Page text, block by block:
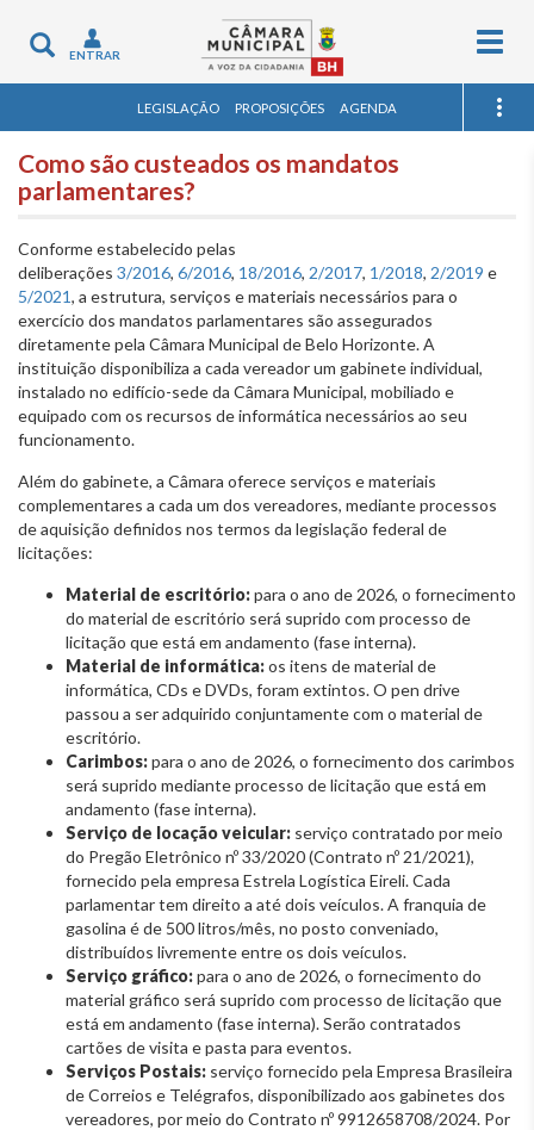
Toggle
navigation
ENTRAR
LEGISLAÇÃO PROPOSIÇÕES AGENDA
Como são custeados os mandatos
parlamentares?
Conforme estabelecido pelas
deliberações 3/2016, 6/2016, 18/2016, 2/2017, 1/2018, 2/2019 e
5/2021, a estrutura, serviços e materiais necessários para o
exercício dos mandatos parlamentares são assegurados
diretamente pela Câmara Municipal de Belo Horizonte. A
instituição disponibiliza a cada vereador um gabinete individual,
instalado no edifício-sede da Câmara Municipal, mobiliado e
equipado com os recursos de informática necessários ao seu
funcionamento.
Além do gabinete, a Câmara oferece serviços e materiais
complementares a cada um dos vereadores, mediante processos
de aquisição definidos nos termos da legislação federal de
licitações:
Material de escritório:para o ano de 2026, o fornecimento
do material de escritório será suprido com processo de
licitação que está em andamento (fase interna).
Material de informática:os itens de material de
informática, CDs e DVDs, foram extintos. O pen drive
passou a ser adquirido conjuntamente com o material de
escritório.
Carimbos:para o ano de 2026, o fornecimento dos carimbos
será suprido mediante processo de licitação que está em
andamento (fase interna).
Serviço de locação veicular: serviço contratado por meio
do Pregão Eletrônico nº 33/2020 (Contrato nº 21/2021),
fornecido pela empresa Estrela Logística Eireli. Cada
parlamentar tem direito a até dois veículos. A franquia de
gasolina é de 500 litros/mês, no posto conveniado,
distribuídos livremente entre os dois veículos.
Serviço gráfico:para o ano de 2026, o fornecimento do
material gráfico será suprido com processo de licitação que
está em andamento (fase interna). Serão contratados
cartões de visita e pasta para eventos.
Serviços Postais: serviço fornecido pela Empresa Brasileira
de Correios e Telégrafos, disponibilizado aos gabinetes dos
vereadores, por meio do Contrato nº 9912658708/2024. Por